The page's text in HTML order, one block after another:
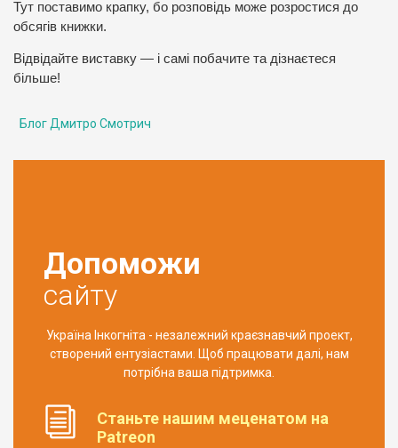
Тут поставимо крапку, бо розповідь може розростися до
обсягів книжки.
Відвідайте виставку — і самі побачите та дізнаєтеся
більше!
Блог Дмитро Смотрич
Допоможи
сайту
Україна Інкогніта - незалежний краєзнавчий проект,
створений ентузіастами. Щоб працювати далі, нам
потрібна ваша підтримка.
Станьте нашим меценатом на
Patreon